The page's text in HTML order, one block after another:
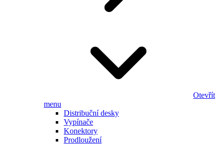
Otevřít
menu
Distribuční desky
Vypínače
Konektory
Prodloužení